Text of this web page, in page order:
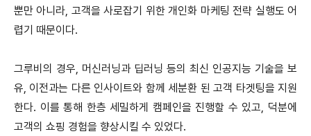
뿐만 아니라, 고객을 사로잡기 위한 개인화 마케팅 전략 실행도 어
렵기 때문이다.
그루비의 경우, 머신러닝과 딥러닝 등의 최신 인공지능 기술을 보
유, 이전과는 다른 인사이트와 함께 세분환 된 고객 타겟팅을 지원
한다. 이를 통해 한층 세밀하게 캠페인을 진행할 수 있고, 덕분에
고객의 쇼핑 경험을 향상시킬 수 있었다.